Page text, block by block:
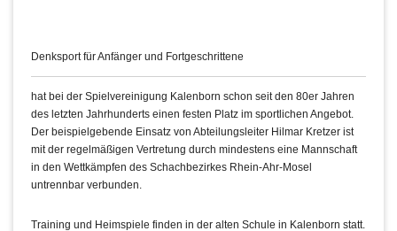
Denksport für Anfänger und Fortgeschrittene
hat bei der Spielvereinigung Kalenborn schon seit den 80er Jahren
des letzten Jahrhunderts einen festen Platz im sportlichen Angebot.
Der beispielgebende Einsatz von Abteilungsleiter Hilmar Kretzer ist
mit der regelmäßigen Vertretung durch mindestens eine Mannschaft
in den Wettkämpfen des Schachbezirkes Rhein-Ahr-Mosel
untrennbar verbunden.
Training und Heimspiele finden in der alten Schule in Kalenborn statt.